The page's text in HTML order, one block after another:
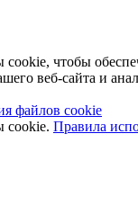
чтобы
веб-сайта и
файлов cookie
cookie. Правила